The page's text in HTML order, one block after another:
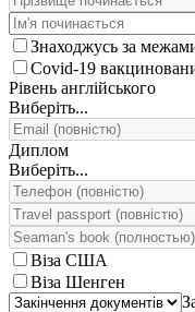
Знаходжусь за
Covid-19
Рівень англійського
Виберіть...
Диплом
Виберіть...
Віза США
Віза Шенген